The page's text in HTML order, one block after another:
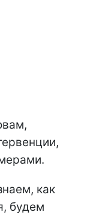
как
будем